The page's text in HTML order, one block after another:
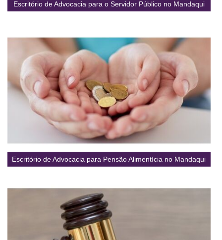
Escritório de Advocacia para o Servidor Público no Mandaqui
Escritório de Advocacia para Pensão Alimentícia no Mandaqui